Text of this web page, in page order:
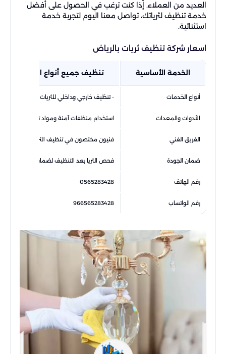
العديد من العملاء. إذا كنت ترغب في الحصول على أفضل
خدمة تنظيف لثرياتك، تواصل معنا اليوم لتجربة خدمة
استثنائية.
اسعار شركة تنظيف ثريات بالرياض​​
الخدمة الأساسية تنظيف جميع أنواع الثريات
أنواع الخدمات - تنظيف خارجي وداخلي للثريات - إزالة الغبار
الأدوات والمعدات استخدام منظفات آمنة ومواد تلميع متخصصة
الفريق الفني فنيون مختصون في تنظيف الثريات عالية التعقيد مع خبرة 5
ضمان الجودة فحص الثريا بعد التنظيف لضمان عدم وجود
رقم الهاتف 0565283428
رقم الواتساب 966565283428